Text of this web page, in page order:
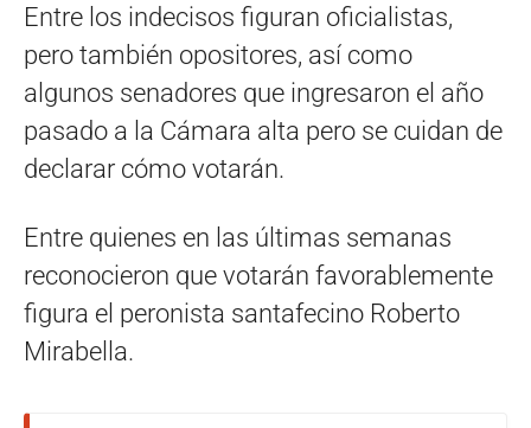
Entre los indecisos figuran oficialistas,
pero también opositores, así como
algunos senadores que ingresaron el año
pasado a la Cámara alta pero se cuidan de
declarar cómo votarán.
Entre quienes en las últimas semanas
reconocieron que votarán favorablemente
figura el peronista santafecino Roberto
Mirabella.